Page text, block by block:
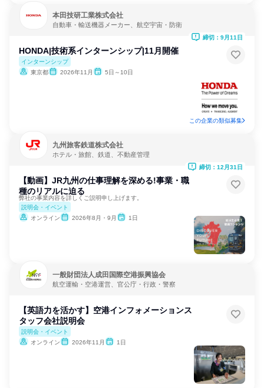
本田技研工業株式会社
自動車・輸送機器メーカー、航空宇宙・防衛
HONDA|技術系インターンシップ|11月開催
インターンシップ
東京都
2026年11月 5日～10日
締切：9月11日
この企業の類似募集
九州旅客鉄道株式会社
ホテル・旅館、鉄道、不動産管理
【動画】JR九州の仕事理解を深める!事業・職
種のリアルに迫る
弊社の事業内容を詳しくご説明申し上げます。
説明会・イベント
オンライン
2026年8月・9月 1日
締切：12月31日
一般財団法人成田国際空港振興協会
航空運輸・空港運営、官公庁・行政・警察
【英語力を活かす】空港インフォメーションス
タッフ会社説明会
説明会・イベント
オンライン
2026年11月 1日